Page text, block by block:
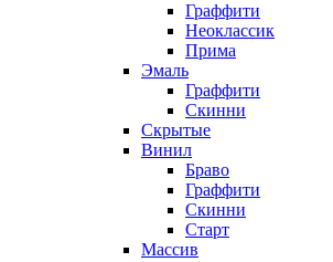
Граффити
Неоклассик
Прима
Эмаль
Граффити
Скинни
Скрытые
Винил
Браво
Граффити
Скинни
Старт
Массив